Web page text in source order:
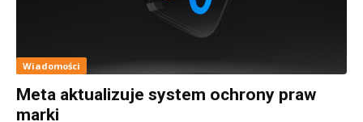
Wiadomości
Meta aktualizuje system ochrony praw
marki